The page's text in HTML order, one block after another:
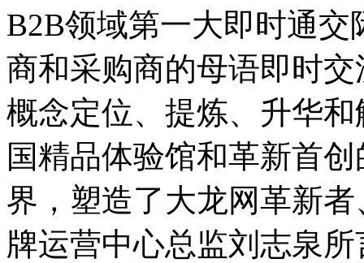
B2B领域第一大即时通
商和采购商的母语即时
概念定位、提炼、升华
国精品体验馆和革新首
界，塑造了大龙网革新
牌运营中心总监刘志泉